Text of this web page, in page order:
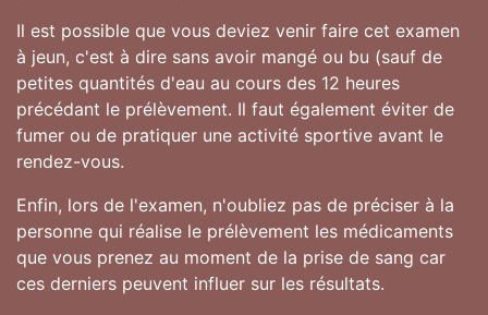
Il est possible que vous deviez venir faire cet examen
à jeun, c'est à dire sans avoir mangé ou bu (sauf de
petites quantités d'eau au cours des 12 heures
précédant le prélèvement. Il faut également éviter de
fumer ou de pratiquer une activité sportive avant le
rendez-vous.
Enfin, lors de l'examen, n'oubliez pas de préciser à la
personne qui réalise le prélèvement les médicaments
que vous prenez au moment de la prise de sang car
ces derniers peuvent influer sur les résultats.